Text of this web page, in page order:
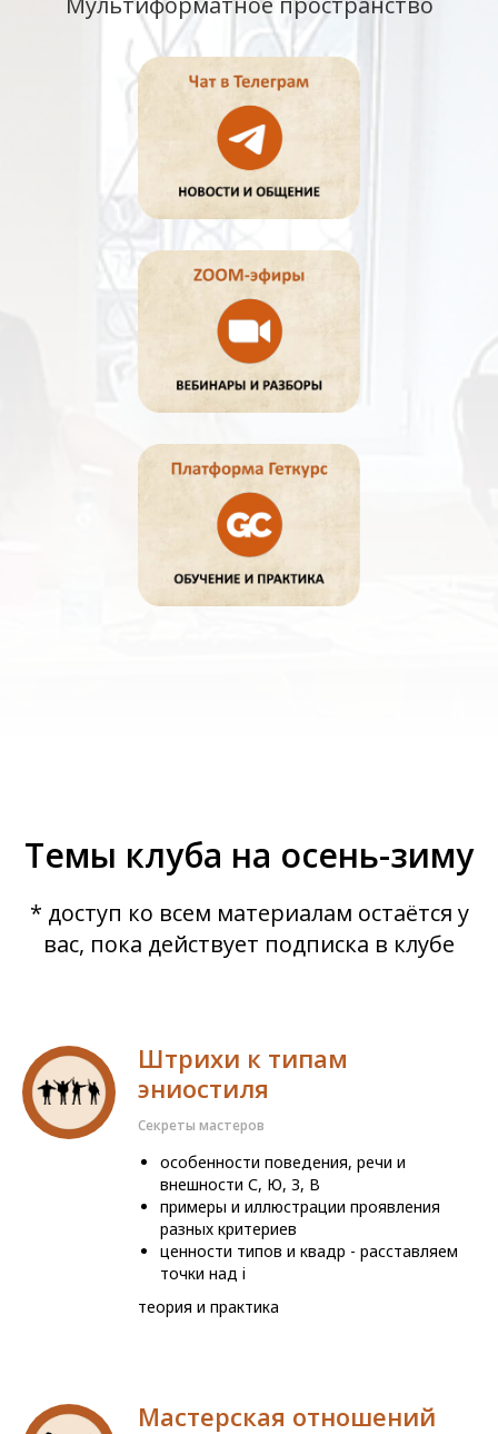
Темы клуба на осень-зиму
* доступ ко всем материалам остаётся у
вас, пока действует подписка в клубе
Штрихи к типам
эниостиля
Секреты мастеров
особенности поведения, речи и
внешности С, Ю, З, В
примеры и иллюстрации проявления
разных критериев
ценности типов и квадр - расставляем
точки над i
теория и практика
Мастерская отношений